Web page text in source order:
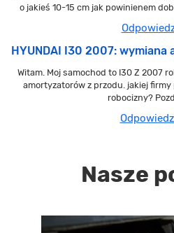
o jakieś 10-15 cm jak powinienem
HYUNDAI I30 2007:
Witam. Moj samochod to I30 Z 2007
amortyzatorów z przodu. jakiej
robocizny?
Nasze